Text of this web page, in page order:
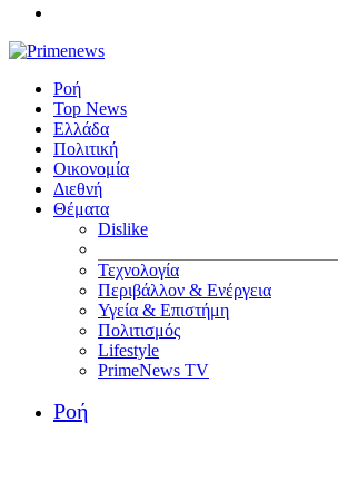
Ροή
Top News
Ελλάδα
Πολιτική
Οικονομία
Διεθνή
Θέματα
Dislike
Τεχνολογία
Περιβάλλον & Ενέργεια
Υγεία & Επιστήμη
Πολιτισμός
Lifestyle
PrimeNews TV
Ροή